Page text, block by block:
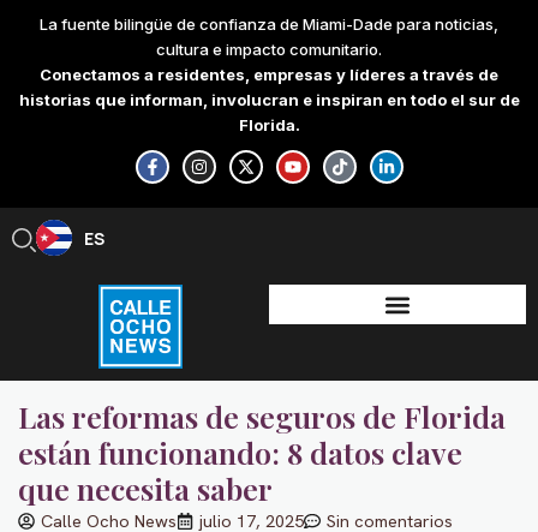
content
La fuente bilingüe de confianza de Miami-Dade para noticias,
cultura e impacto comunitario.
Conectamos a residentes, empresas y líderes a través de
historias que informan, involucran e inspiran en todo el sur de
Florida.
F
a
c
e
-
f
I
n
s
t
X
-
t
w
Y
o
u
t
T
i
k
t
L
i
n
k
-
i
n
ES
EN
Las reformas de seguros de Florida
están funcionando: 8 datos clave
que necesita saber
Calle Ocho News julio 17, 2025 Sin comentarios